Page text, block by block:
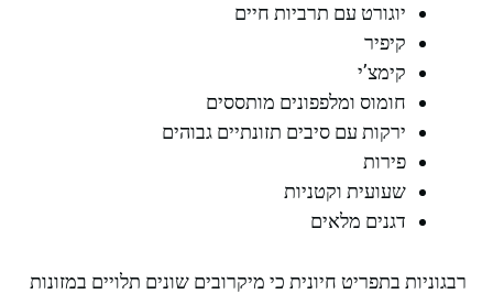
יוגורט עם תרביות חיים
קיפיר
קימצ’י
חומוס ומלפפונים מותססים
ירקות עם סיבים תזונתיים גבוהים
פירות
שעועית וקטניות
דגנים מלאים
רבגוניות בתפריט חיונית כי מיקרובים שונים תלויים במזונות